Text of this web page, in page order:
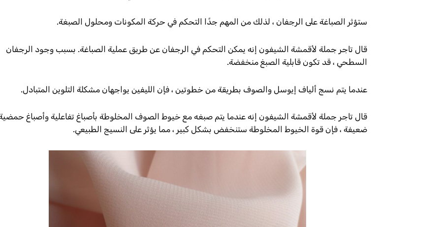
ستؤثر الصباغة على الرجفان ، لذلك من المهم جدًا التحكم في حركة المكونات ومحلول الصبغة.
قال تاجر جملة لأقمشة الشيفون إنه يمكن التحكم في الرجفان عن طريق عملية الصباغة. بسبب وجود الرجفان
السطحي ، قد تكون قابلية الصبغ منخفضة.
عندما يتم نسج ألياف إيوسل والصوف بطريقة من خطوتين ، فإن الليفين يواجهان مشكلة التلوين المتبادل.
قال تاجر جملة لأقمشة الشيفون إنه عندما يتم صبغه مع خيوط الصوف المخلوطة بأصباغ تفاعلية وأصباغ
ضعيفة ، فإن قوة الخيوط المخلوطة ستنخفض بشكل كبير ، مما يؤثر على النسيج الطبيعي.